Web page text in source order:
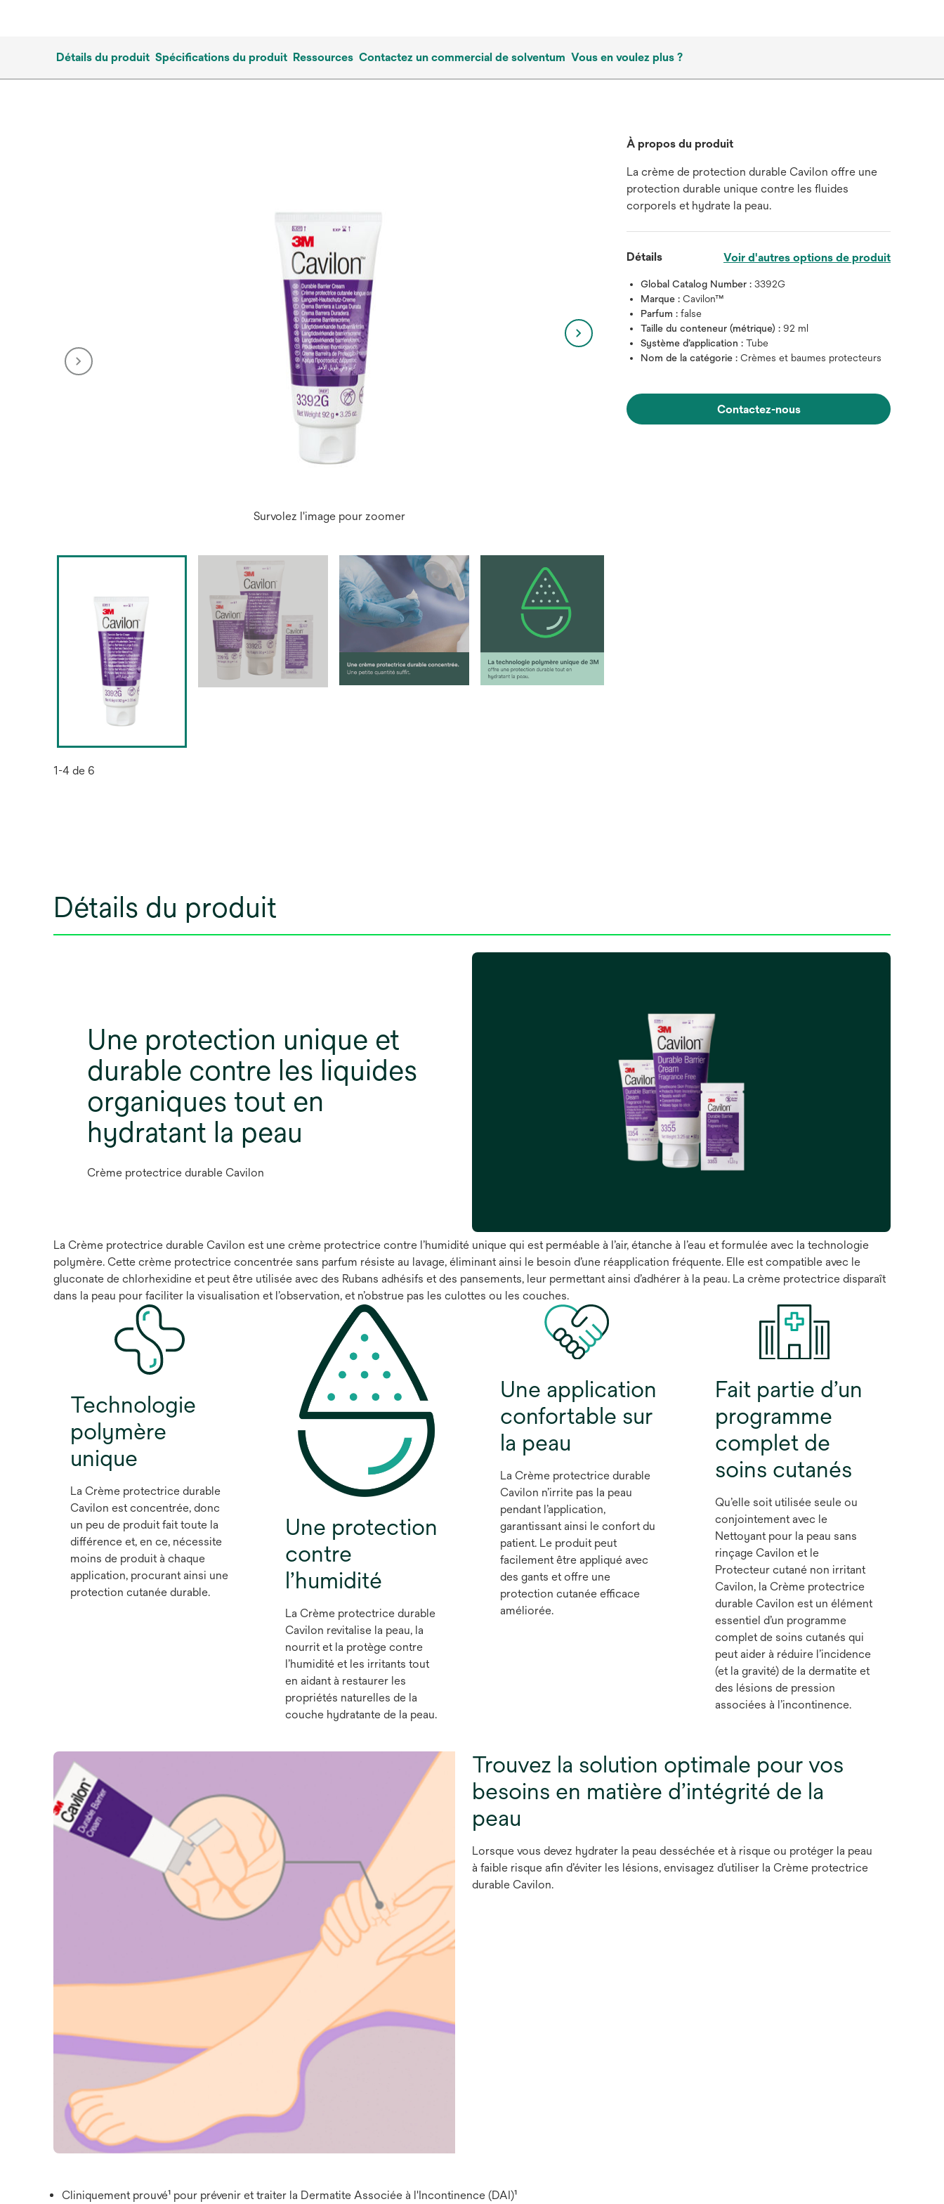
Détails du produit Spécifications du produit Ressources Contactez un commercial de solventum Vous en voulez plus ?
Survolez l'image pour zoomer
1-4 de 6
À propos du produit
La crème de protection durable Cavilon offre une
protection durable unique contre les fluides
corporels et hydrate la peau.
Détails Voir d'autres options de produit
Global Catalog Number :3392G
Marque :Cavilon™
Parfum :false
Taille du conteneur (métrique) : 92 ml
Système d’application :Tube
Nom de la catégorie :Crèmes et baumes protecteurs
Contactez-nous
Détails du produit
Une protection unique et
durable contre les liquides
organiques tout en
hydratant la peau
Crème protectrice durable Cavilon
La Crème protectrice durable Cavilon est une crème protectrice contre l’humidité unique qui est perméable à l’air, étanche à l’eau et formulée avec la technologie
polymère. Cette crème protectrice concentrée sans parfum résiste au lavage, éliminant ainsi le besoin d’une réapplication fréquente. Elle est compatible avec le
gluconate de chlorhexidine et peut être utilisée avec des Rubans adhésifs et des pansements, leur permettant ainsi d’adhérer à la peau. La crème protectrice disparaît
dans la peau pour faciliter la visualisation et l’observation, et n’obstrue pas les culottes ou les couches.
Technologie
polymère
unique
La Crème protectrice durable
Cavilon est concentrée, donc
un peu de produit fait toute la
différence et, en ce, nécessite
moins de produit à chaque
application, procurant ainsi une
protection cutanée durable.
Une protection
contre
l’humidité
La Crème protectrice durable
Cavilon revitalise la peau, la
nourrit et la protège contre
l’humidité et les irritants tout
en aidant à restaurer les
propriétés naturelles de la
couche hydratante de la peau.
Une application
confortable sur
la peau
La Crème protectrice durable
Cavilon n’irrite pas la peau
pendant l’application,
garantissant ainsi le confort du
patient. Le produit peut
facilement être appliqué avec
des gants et offre une
protection cutanée efficace
améliorée.
Fait partie d’un
programme
complet de
soins cutanés
Qu’elle soit utilisée seule ou
conjointement avec le
Nettoyant pour la peau sans
rinçage Cavilon et le
Protecteur cutané non irritant
Cavilon, la Crème protectrice
durable Cavilon est un élément
essentiel d’un programme
complet de soins cutanés qui
peut aider à réduire l’incidence
(et la gravité) de la dermatite et
des lésions de pression
associées à l’incontinence.
Trouvez la solution optimale pour vos
besoins en matière d’intégrité de la
peau
Lorsque vous devez hydrater la peau desséchée et à risque ou protéger la peau
à faible risque afin d’éviter les lésions, envisagez d’utiliser la Crème protectrice
durable Cavilon.
Cliniquement prouvé¹ pour prévenir et traiter la Dermatite Associée à l'Incontinence (DAI)¹